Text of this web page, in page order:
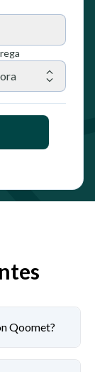
Qoomet?